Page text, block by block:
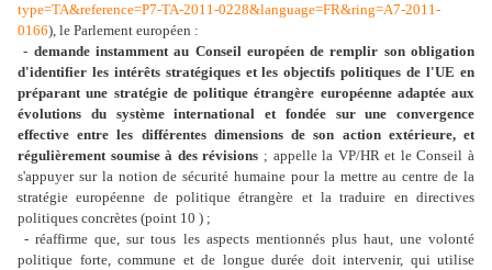
type=TA&reference=P7-TA-2011-0228&language=FR&ring=A7-2011-
0166), le Parlement européen :
- demande instamment au Conseil européen de remplir son obligation
d'identifier les intérêts stratégiques et les objectifs politiques de l'UE en
préparant une stratégie de politique étrangère européenne adaptée aux
évolutions du système international et fondée sur une convergence
effective entre les différentes dimensions de son action extérieure, et
régulièrement soumise à des révisions ; appelle la VP/HR et le Conseil à
s'appuyer sur la notion de sécurité humaine pour la mettre au centre de la
stratégie européenne de politique étrangère et la traduire en directives
politiques concrètes (point 10 ) ;
- réaffirme que, sur tous les aspects mentionnés plus haut, une volonté
politique forte, commune et de longue durée doit intervenir, qui utilise